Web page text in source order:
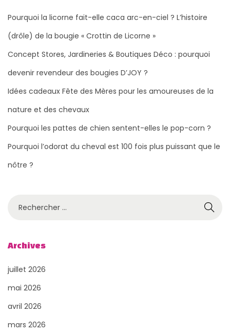
Pourquoi la licorne fait-elle caca arc-en-ciel ? L’histoire
(drôle) de la bougie « Crottin de Licorne »
Concept Stores, Jardineries & Boutiques Déco : pourquoi
devenir revendeur des bougies D’JOY ?
Idées cadeaux Fête des Mères pour les amoureuses de la
nature et des chevaux
Pourquoi les pattes de chien sentent-elles le pop-corn ?
Pourquoi l’odorat du cheval est 100 fois plus puissant que le
nôtre ?
h
r
c
r
Archives
juillet 2026
mai 2026
avril 2026
mars 2026